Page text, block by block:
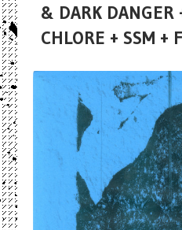
& DARK DANGER
CHLORE + SSM +